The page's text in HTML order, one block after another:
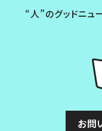
“人”のグッドニュ
お問